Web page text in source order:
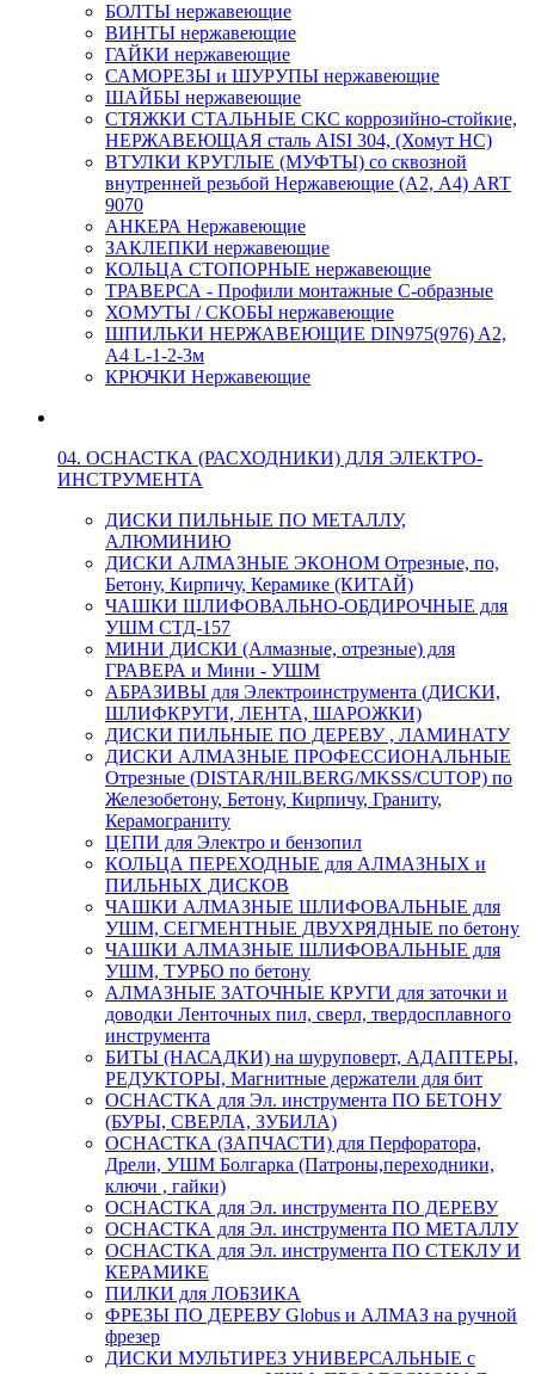
БОЛТЫ нержавеющие
ВИНТЫ нержавеющие
ГАЙКИ нержавеющие
САМОРЕЗЫ и ШУРУПЫ нержавеющие
ШАЙБЫ нержавеющие
СТЯЖКИ СТАЛЬНЫЕ СКС коррозийно-стойкие,
НЕРЖАВЕЮЩАЯ сталь AISI 304, (Хомут НС)
ВТУЛКИ КРУГЛЫЕ (МУФТЫ) со сквозной
внутренней резьбой Нержавеющие (А2, А4) ART
9070
АНКЕРА Нержавеющие
ЗАКЛЕПКИ нержавеющие
КОЛЬЦА СТОПОРНЫЕ нержавеющие
ТРАВЕРСА - Профили монтажные С-образные
ХОМУТЫ / СКОБЫ нержавеющие
ШПИЛЬКИ НЕРЖАВЕЮЩИЕ DIN975(976) A2,
А4 L-1-2-3м
КРЮЧКИ Нержавеющие
04. ОСНАСТКА (РАСХОДНИКИ) ДЛЯ ЭЛЕКТРО-
ИНСТРУМЕНТА
ДИСКИ ПИЛЬНЫЕ ПО МЕТАЛЛУ,
АЛЮМИНИЮ
ДИСКИ АЛМАЗНЫЕ ЭКОНОМ Отрезные, по,
Бетону, Кирпичу, Керамике (КИТАЙ)
ЧАШКИ ШЛИФОВАЛЬНО-ОБДИРОЧНЫЕ для
УШМ СТД-157
МИНИ ДИСКИ (Алмазные, отрезные) для
ГРАВЕРА и Мини - УШМ
АБРАЗИВЫ для Электроинструмента (ДИСКИ,
ШЛИФКРУГИ, ЛЕНТА, ШАРОЖКИ)
ДИСКИ ПИЛЬНЫЕ ПО ДЕРЕВУ , ЛАМИНАТУ
ДИСКИ АЛМАЗНЫЕ ПРОФЕССИОНАЛЬНЫЕ
Отрезные (DISTAR/HILBERG/MKSS/CUTOP) по
Железобетону, Бетону, Кирпичу, Граниту,
Керамограниту
ЦЕПИ для Электро и бензопил
КОЛЬЦА ПЕРЕХОДНЫЕ для АЛМАЗНЫХ и
ПИЛЬНЫХ ДИСКОВ
ЧАШКИ АЛМАЗНЫЕ ШЛИФОВАЛЬНЫЕ для
УШМ, СЕГМЕНТНЫЕ ДВУХРЯДНЫЕ по бетону
ЧАШКИ АЛМАЗНЫЕ ШЛИФОВАЛЬНЫЕ для
УШМ, ТУРБО по бетону
АЛМАЗНЫЕ ЗАТОЧНЫЕ КРУГИ для заточки и
доводки Ленточных пил, сверл, твердосплавного
инструмента
БИТЫ (НАСАДКИ) на шуруповерт, АДАПТЕРЫ,
РЕДУКТОРЫ, Магнитные держатели для бит
ОСНАСТКА для Эл. инструмента ПО БЕТОНУ
(БУРЫ, СВЕРЛА, ЗУБИЛА)
ОСНАСТКА (ЗАПЧАСТИ) для Перфоратора,
Дрели, УШМ Болгарка (Патроны,переходники,
ключи , гайки)
ОСНАСТКА для Эл. инструмента ПО ДЕРЕВУ
ОСНАСТКА для Эл. инструмента ПО МЕТАЛЛУ
ОСНАСТКА для Эл. инструмента ПО СТЕКЛУ И
КЕРАМИКЕ
ПИЛКИ для ЛОБЗИКА
ФРЕЗЫ ПО ДЕРЕВУ Globus и АЛМАЗ на ручной
фрезер
ДИСКИ МУЛЬТИРЕЗ УНИВЕРСАЛЬНЫЕ с